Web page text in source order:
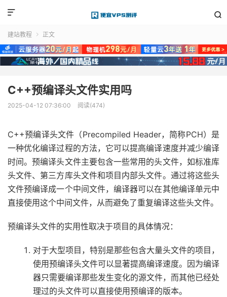


建站教程  正文
C++预编译头文件实用吗
2025-04-12 07:36:00 阅读(474)
C++预编译头文件（Precompiled Header，简称PCH）是
一种优化编译过程的方法，它可以提高编译速度并减少编译
时间。预编译头文件主要包含一些常用的头文件，如标准库
头文件、第三方库头文件和项目内部头文件。通过将这些头
文件预编译成一个中间文件，编译器可以在其他编译单元中
直接使用这个中间文件，从而避免了重复编译这些头文件。
预编译头文件的实用性取决于项目的具体情况：
对于大型项目，特别是那些包含大量头文件的项目，
使用预编译头文件可以显著提高编译速度。因为编译
器只需要编译那些发生变化的源文件，而其他已经处
理过的头文件可以直接使用预编译的版本。